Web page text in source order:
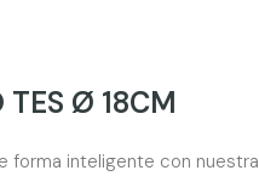
TES Ø 18CM
forma inteligente con nuestra